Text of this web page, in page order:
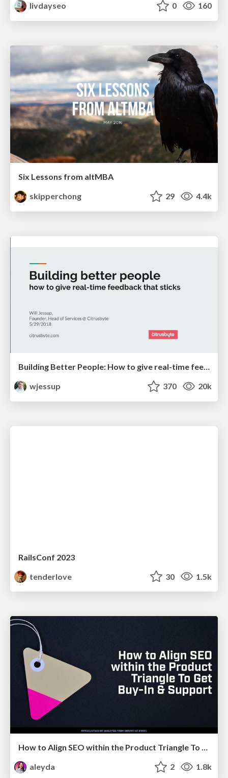
livdayseo
0 160
Six Lessons from altMBA
skipperchong
29 4.4k
Building Better People: How to give real-time feedback that sticks.
wjessup
370 20k
RailsConf 2023
tenderlove
30 1.5k
How to Align SEO within the Product Triangle To Get Buy-In & Support - #RIMC
aleyda
2 1.8k